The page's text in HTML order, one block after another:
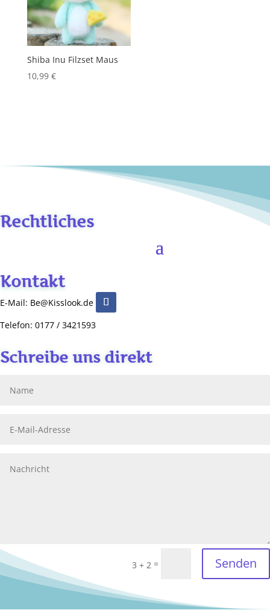
Shiba Inu Filzset Maus
10,99 €
Rechtliches
Kontakt
E-Mail: Be@Kisslook.de
Telefon: 0177 / 3421593
Schreibe uns direkt
3 + 2 = Senden